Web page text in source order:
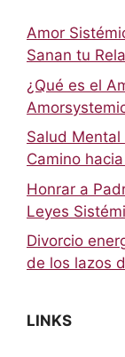
Amor
Sanan tu
¿Qué es el
Salud Mental
Camino
Honrar a
Leyes
Divorcio
de los lazos
LINKS